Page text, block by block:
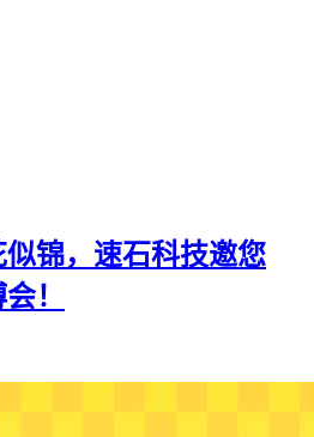
锦，速石科技邀您
！